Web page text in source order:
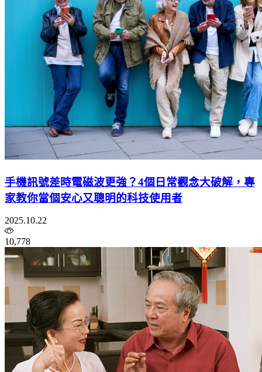
手機訊號差時電磁波更強？4個日常觀念大破解，專
家教你當個安心又聰明的科技使用者
2025.10.22
10,778